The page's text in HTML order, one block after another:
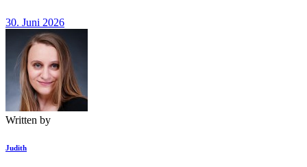
30. Juni 2026
Written by
Judith